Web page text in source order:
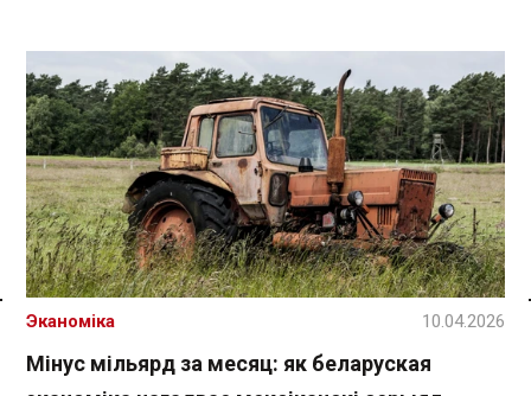
Спасылка без VPN
Мінус мільярд за месяц: як беларуская
Эканоміка 10.04.2026